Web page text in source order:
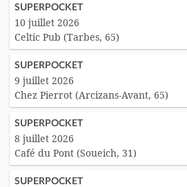
SUPERPOCKET
10 juillet 2026
Celtic Pub (Tarbes, 65)
SUPERPOCKET
9 juillet 2026
Chez Pierrot (Arcizans-Avant, 65)
SUPERPOCKET
8 juillet 2026
Café du Pont (Soueich, 31)
SUPERPOCKET